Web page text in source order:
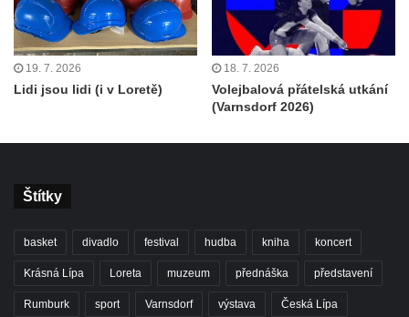
19. 7. 2026
Lidi jsou lidi (i v Loretě)
18. 7. 2026
Volejbalová přátelská utkání
(Varnsdorf 2026)
Štítky
basket divadlo festival hudba kniha koncert
Krásná Lípa Loreta muzeum přednáška představení
Rumburk sport Varnsdorf výstava Česká Lípa